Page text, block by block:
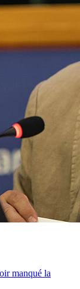
manqué la